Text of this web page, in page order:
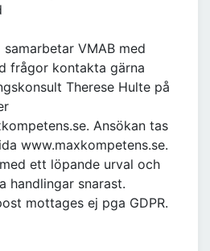
VMAB med
frågor kontakta gärna
Therese Hulte på
Ansökan tas
www.maxkompetens.se.
ett löpande urval och
handlingar snarast.
mottages ej pga GDPR.